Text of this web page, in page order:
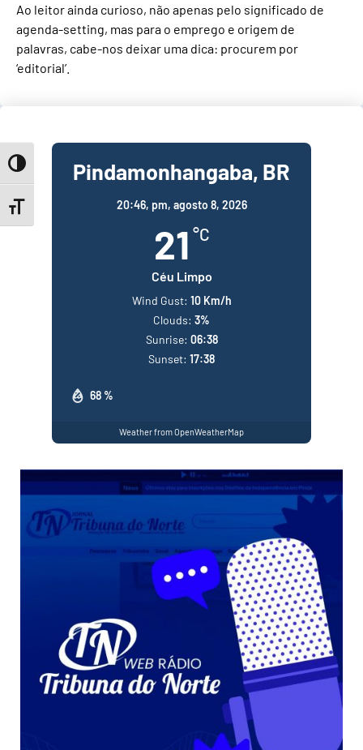
Toggle High Contrast
Toggle Font size
Ao leitor ainda curioso, não apenas pelo significado de
agenda-setting, mas para o emprego e origem de
palavras, cabe-nos deixar uma dica: procurem por
‘editorial’.
Pindamonhangaba, BR
20:46, pm, agosto 8, 2026
21 °C
Céu Limpo
68 %
Wind Gust: 10 Km/h
Clouds: 3%
Sunrise: 06:38
Sunset: 17:38
Weather from OpenWeatherMap